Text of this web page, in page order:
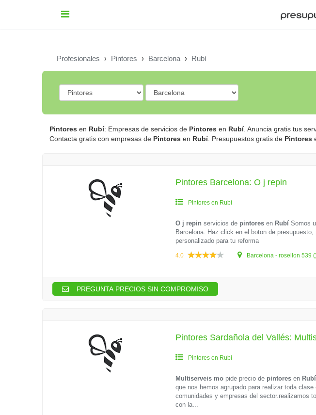
Profesionales › Pintores › Barcelona › Rubí
Pintores en Rubí: Empresas de servicios de Pintores en Rubí. Anuncia gratis tus
Contacta gratis con empresas de Pintores en Rubí. Presupuestos gratis de Pintores
Pintores Barcelona: O j repin
Pintores en Rubí
O j repin servicios de pintores en Rubí Somos
Barcelona. Haz click en el boton de
personalizado para tu reforma
4.0 Barcelona - rosellon 539
PREGUNTA PRECIOS SIN COMPROMISO
Pintores Sardañola del Vallés:
Pintores en Rubí
Multiserveis mo pide precio de pintores en Rubí
que nos hemos agrupado para realizar toda
comunidades y empresas del sector.realizamos
con la...